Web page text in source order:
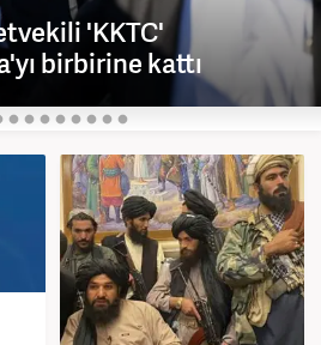
'KKTC'
birbirine kattı